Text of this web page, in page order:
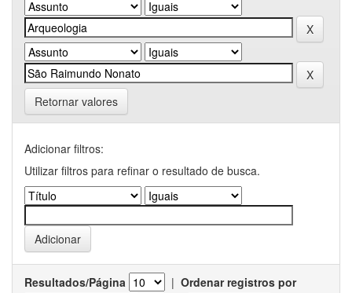
Retornar valores
Adicionar filtros:
Utilizar filtros para refinar o resultado de busca.
Resultados/Página | Ordenar registros por